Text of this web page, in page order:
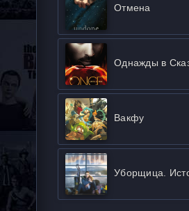
Отмена
Однажды в
Вакфу
Уборщица.